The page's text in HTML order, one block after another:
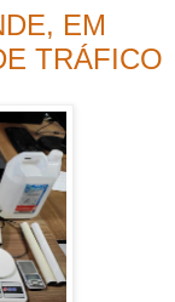
EM
TRÁFICO